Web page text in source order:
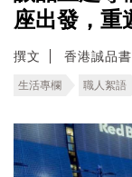
座出發，重
撰文 香港誠品
生活專欄 職人絮語